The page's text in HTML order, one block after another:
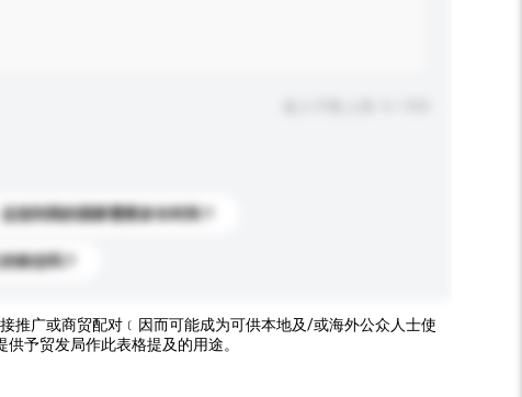
运送到我的国家需要多长时间？
标志吗？
推广或商贸配对﹝因而可能成为可供本地及/或海外公众人士使
予贸发局作此表格提及的用途。